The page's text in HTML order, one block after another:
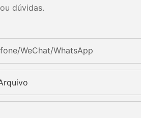
dúvidas.
WeChat/WhatsApp